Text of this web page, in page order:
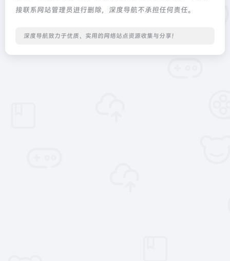
接联系网站管理员进行删除，深度导航不承担任何责任。
深度导航致力于优质、实用的网络站点资源收集与分享！